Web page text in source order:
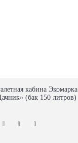
кабина Экомарка
(бак 150 литров)